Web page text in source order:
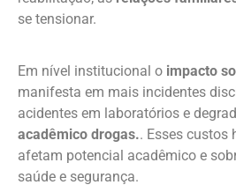
se tensionar.
Em nível institucional o impacto
manifesta em mais incidentes
acidentes em laboratórios e
acadêmico drogas.. Esses custos
afetam potencial acadêmico e
saúde e segurança.